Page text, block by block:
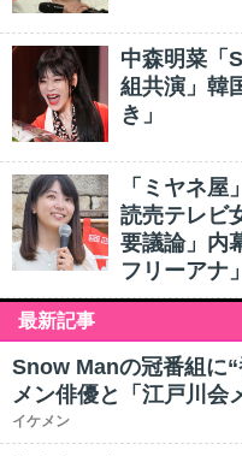
中森明菜「
組共演」韓
き」
「ミヤネ
読売テレビ
要議論」内
フリーアナ
最新記事
Snow Manの冠番組に
メン俳優と「江戸川会
イケメン